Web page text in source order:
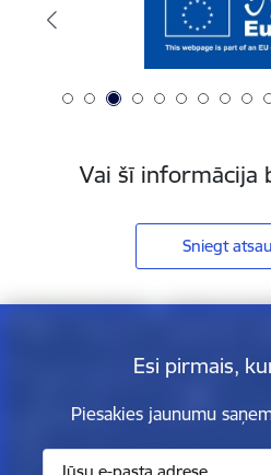
Vai šī informācija
Sniegt
Esi pirmais,
Piesakies jaunumu